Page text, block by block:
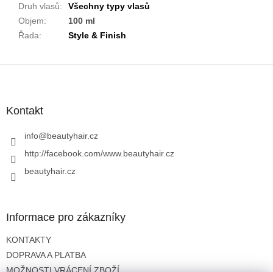
Druh vlasů:
Všechny typy vlasů
Objem:
100 ml
Řada: Style & Finish
Kontakt
info@beautyhair.cz
http://facebook.com/www.beautyhair.cz
beautyhair.cz
Informace pro zákazníky
KONTAKTY
DOPRAVA A PLATBA